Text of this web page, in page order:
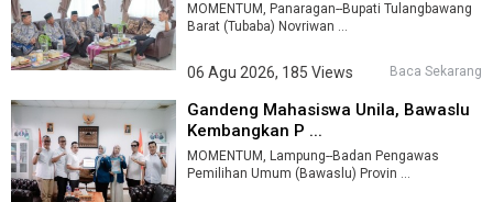
MOMENTUM, Panaragan--Bupati Tulangbawang
Barat (Tubaba) Novriwan ...
06 Agu 2026, 185 Views Baca Sekarang
Gandeng Mahasiswa Unila, Bawaslu
Kembangkan P ...
MOMENTUM, Lampung--Badan Pengawas
Pemilihan Umum (Bawaslu) Provin ...